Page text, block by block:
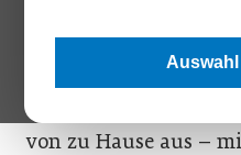
Onlineshop-Bonus in Höhe
In nur 30 Minuten ein
von zu Hause aus –